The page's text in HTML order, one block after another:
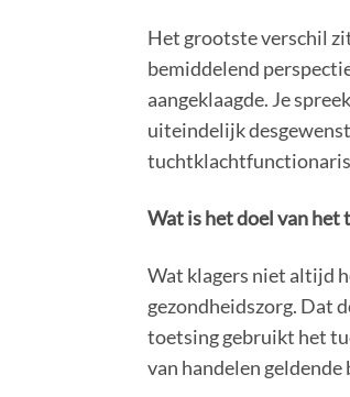
Het grootste verschil
bemiddelend
aangeklaagde. Je
uiteindelijk
Wat is het doel van het
Wat klagers niet altijd
gezondheidszorg. Dat
toetsing gebruikt het
van handelen